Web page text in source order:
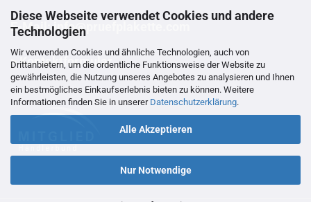
Diese Webseite verwendet Cookies und andere
Technologien
Wir verwenden Cookies und ähnliche Technologien, auch von
Drittanbietern, um die ordentliche Funktionsweise der Website zu
gewährleisten, die Nutzung unseres Angebotes zu analysieren und Ihnen
ein bestmögliches Einkaufserlebnis bieten zu können. Weitere
Informationen finden Sie in unserer Datenschutzerklärung.
Alle Akzeptieren
Nur Notwendige
E-Mail:info@pruefplakette.com
>Kontaktformular